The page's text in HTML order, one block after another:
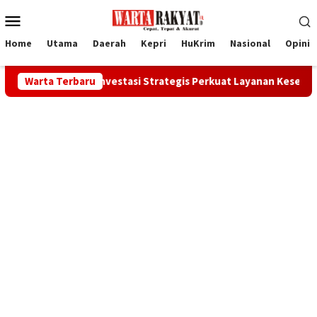
ke
Mobile
Home Utama Daerah Kepri HuKrim Nasional Opini
Warta Terbaru
Strategis Perkuat Layanan Kesehatan Daerah